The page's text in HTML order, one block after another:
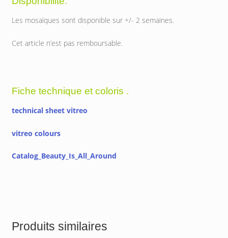
Les mosaïques sont disponible sur +/- 2 semaines.
Cet article n’est pas remboursable.
Fiche technique et coloris .
technical sheet vitreo
vitreo colours
Catalog_Beauty_Is_All_Around
Produits similaires